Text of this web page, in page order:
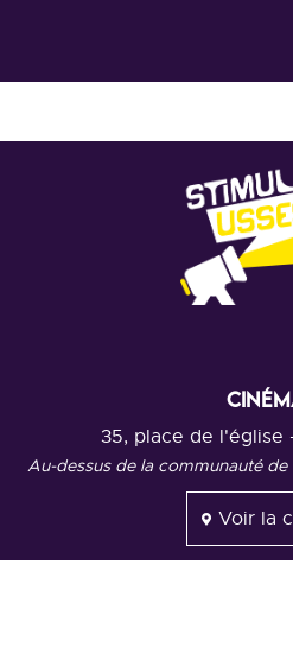
35, place de l'église
Au-dessus de la communauté de
Voir la